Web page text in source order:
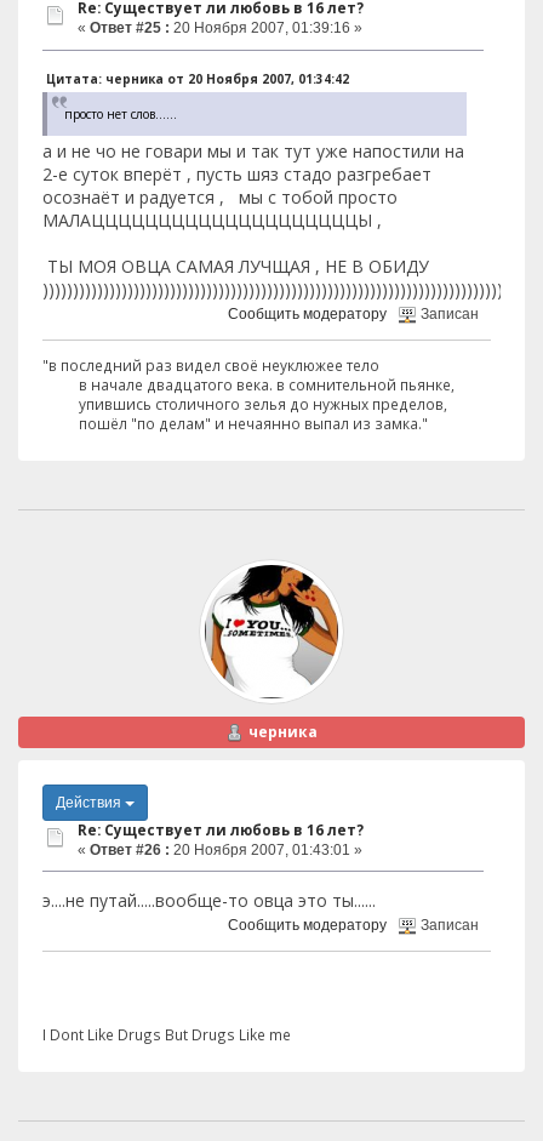
Re: Существует ли любовь в 16 лет?
« Ответ #25 : 20 Ноября 2007, 01:39:16 »
Цитата: черника от 20 Ноября 2007, 01:34:42
просто нет слов......
а и не чо не говари мы и так тут уже напостили на
2-е суток вперёт , пусть шяз стадо разгребает
осознаёт и радуется , мы с тобой просто
МАЛАЦЦЦЦЦЦЦЦЦЦЦЦЦЦЦЦЦЦЦЦЫ ,
ТЫ МОЯ ОВЦА САМАЯ ЛУЧЩАЯ , НЕ В ОБИДУ
Сообщить модератору Записан
"в последний раз видел своё неуклюжее тело
в начале двадцатого века. в сомнительной пьянке,
упившись столичного зелья до нужных пределов,
пошёл "по делам" и нечаянно выпал из замка."
черника
Действия
Re: Существует ли любовь в 16 лет?
« Ответ #26 : 20 Ноября 2007, 01:43:01 »
э....не путай.....вообще-то овца это ты......
Сообщить модератору Записан
I Dont Like Drugs But Drugs Like me